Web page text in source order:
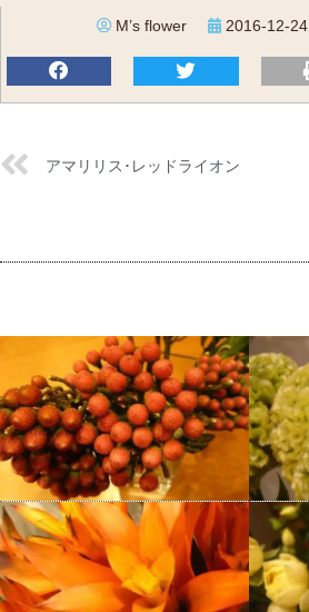
M’s flower 2016-12-24
アマリリス･レッドライオン